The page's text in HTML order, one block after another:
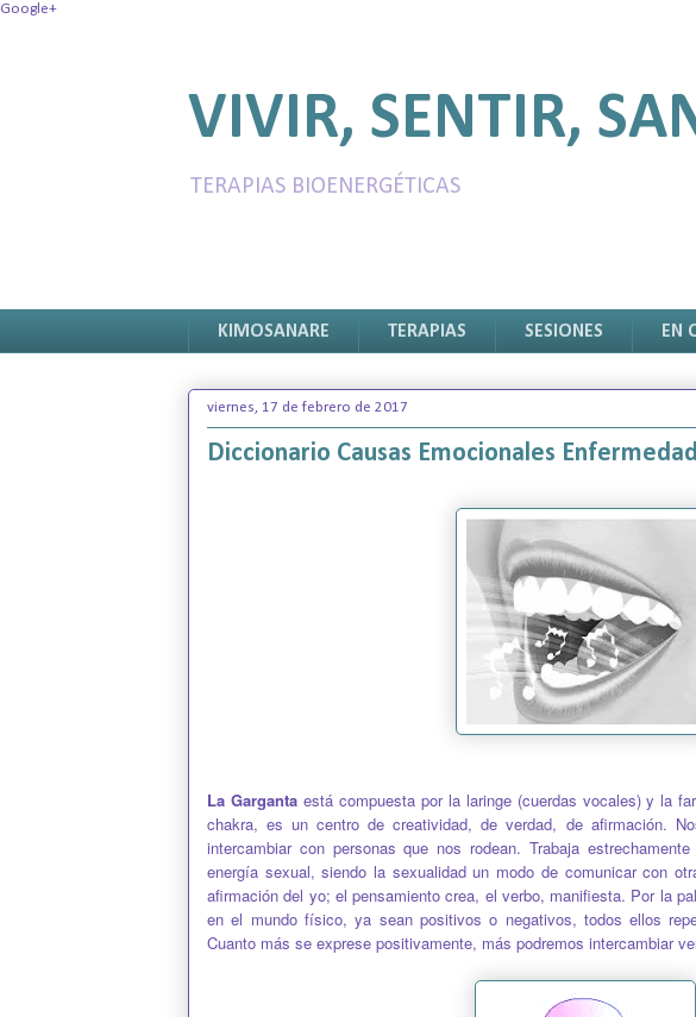
Google+
VIVIR, SENTIR,
TERAPIAS BIOENERGÉTICAS
KIMOSANARE TERAPIAS SESIONES EN
viernes, 17 de febrero de 2017
Diccionario Causas Emocionales
La Gargantaestá compuesta por la laringe (cuerdas vocales) y la
chakra, es un centro de creatividad, de verdad, de afirmación.
intercambiar con personas que nos rodean. Trabaja
energía sexual, siendo la sexualidad un modo de comunicar con
afirmación del yo; el pensamiento crea, el verbo, manifiesta. Por la
en el mundo físico, ya sean positivos o negativos, todos ellos
Cuanto más se exprese positivamente, más podremos intercambiar